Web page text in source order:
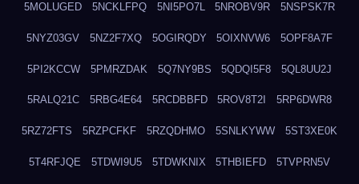
5MOLUGED 5NCKLFPQ 5NI5PO7L 5NROBV9R 5NSPSK7R
5NYZ03GV 5NZ2F7XQ 5OGIRQDY 5OIXNVW6 5OPF8A7F
5PI2KCCW 5PMRZDAK 5Q7NY9BS 5QDQI5F8 5QL8UU2J
5RALQ21C 5RBG4E64 5RCDBBFD 5ROV8T2I 5RP6DWR8
5RZ72FTS 5RZPCFKF 5RZQDHMO 5SNLKYWW 5ST3XE0K
5T4RFJQE 5TDWI9U5 5TDWKNIX 5THBIEFD 5TVPRN5V